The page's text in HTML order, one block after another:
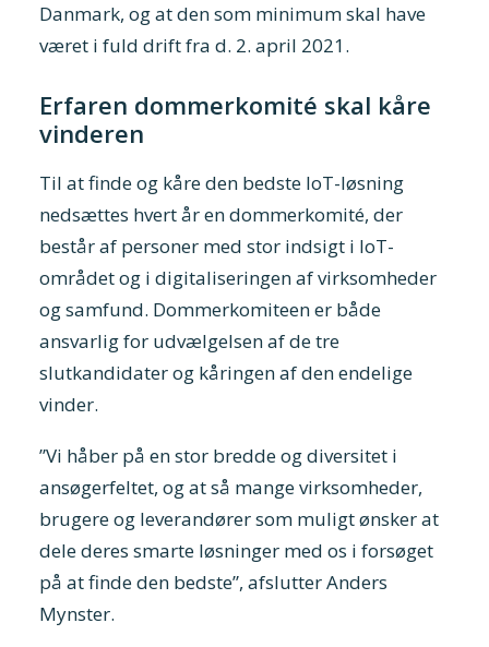
Danmark, og at den som minimum skal have
været i fuld drift fra d. 2. april 2021.
Erfaren dommerkomité skal kåre
vinderen
Til at finde og kåre den bedste IoT-løsning
nedsættes hvert år en dommerkomité, der
består af personer med stor indsigt i IoT-
området og i digitaliseringen af virksomheder
og samfund. Dommerkomiteen er både
ansvarlig for udvælgelsen af de tre
slutkandidater og kåringen af den endelige
vinder.
”Vi håber på en stor bredde og diversitet i
ansøgerfeltet, og at så mange virksomheder,
brugere og leverandører som muligt ønsker at
dele deres smarte løsninger med os i forsøget
på at finde den bedste”, afslutter Anders
Mynster.